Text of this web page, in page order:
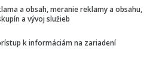
a obsah, meranie reklamy a obsahu,
a vývoj služieb
k informáciám na zariadení